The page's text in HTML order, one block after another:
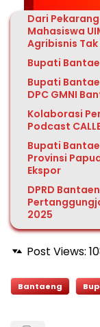
Dari
Mahasiswa
Agribisnis
Bupati
Bupati
DPC GMNI
Kolaborasi
Podcast
Bupati
Provinsi
Ekspor
DPRD
2025
Post Views:
Bantaeng